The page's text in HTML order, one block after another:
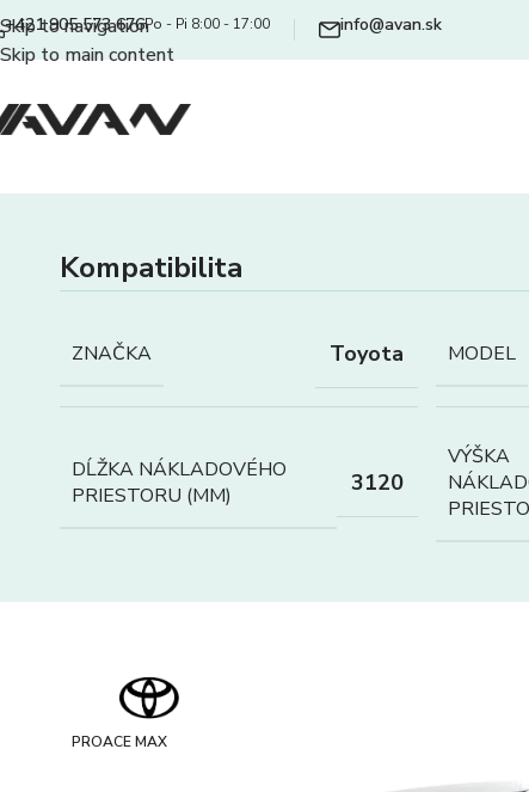
Skip to navigation
Skip to main content
+421 905 573 676Po - Pi 8:00 - 17:00 info@avan.sk
Kompatibilita
ZNAČKA Toyota MODEL
DĹŽKA NÁKLADOVÉHO
PRIESTORU (MM)
3120
VÝŠKA
PROACE MAX